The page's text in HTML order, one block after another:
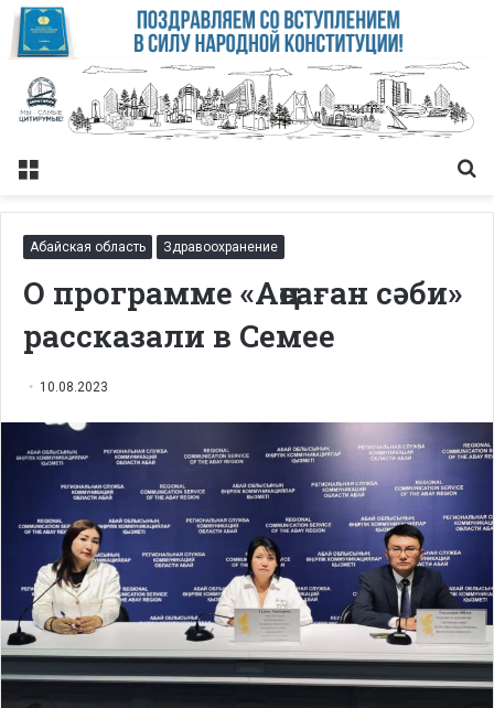
Меню
Абайская область Здравоохранение
О программе «Аңсаған сәби»
рассказали в Семее
10.08.2023